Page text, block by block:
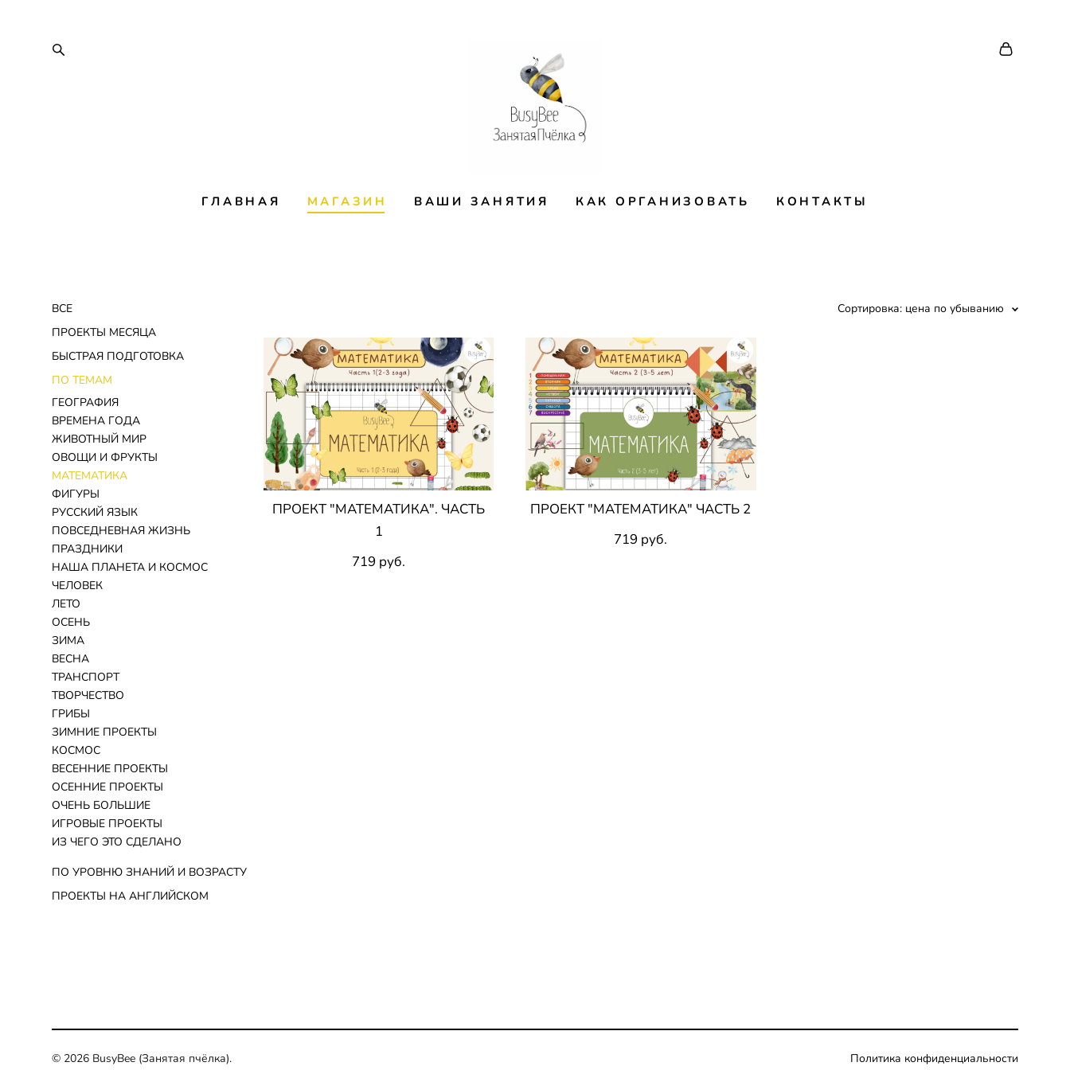
ГЛАВНАЯ МАГАЗИН ВАШИ ЗАНЯТИЯ КАК ОРГАНИЗОВАТЬ КОНТАКТЫ
ВСЕ
ПРОЕКТЫ МЕСЯЦА
БЫСТРАЯ ПОДГОТОВКА
ПО ТЕМАМ
ГЕОГРАФИЯ
ВРЕМЕНА ГОДА
ЖИВОТНЫЙ МИР
ОВОЩИ И ФРУКТЫ
МАТЕМАТИКА
ФИГУРЫ
РУССКИЙ ЯЗЫК
ПОВСЕДНЕВНАЯ ЖИЗНЬ
ПРАЗДНИКИ
НАША ПЛАНЕТА И КОСМОС
ЧЕЛОВЕК
ЛЕТО
ОСЕНЬ
ЗИМА
ВЕСНА
ТРАНСПОРТ
ТВОРЧЕСТВО
ГРИБЫ
ЗИМНИЕ ПРОЕКТЫ
КОСМОС
ВЕСЕННИЕ ПРОЕКТЫ
ОСЕННИЕ ПРОЕКТЫ
ОЧЕНЬ БОЛЬШИЕ
ИГРОВЫЕ ПРОЕКТЫ
ИЗ ЧЕГО ЭТО СДЕЛАНО
ПО УРОВНЮ ЗНАНИЙ И ВОЗРАСТУ
ПРОЕКТЫ НА АНГЛИЙСКОМ
Сортировка: цена по убыванию
ПРОЕКТ "МАТЕМАТИКА". ЧАСТЬ
1
719 pуб.
ПРОЕКТ "МАТЕМАТИКА" ЧАСТЬ 2
719 pуб.
© 2026 BusyBee (Занятая пчёлка).
Политика конфиденциальности